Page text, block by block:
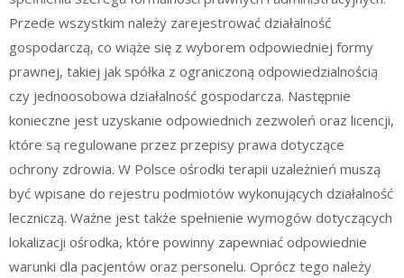
Przede wszystkim należy zarejestrować działalność
gospodarczą, co wiąże się z wyborem odpowiedniej formy
prawnej, takiej jak spółka z ograniczoną odpowiedzialnością
czy jednoosobowa działalność gospodarcza. Następnie
konieczne jest uzyskanie odpowiednich zezwoleń oraz licencji,
które są regulowane przez przepisy prawa dotyczące
ochrony zdrowia. W Polsce ośrodki terapii uzależnień muszą
być wpisane do rejestru podmiotów wykonujących działalność
leczniczą. Ważne jest także spełnienie wymogów dotyczących
lokalizacji ośrodka, które powinny zapewniać odpowiednie
warunki dla pacjentów oraz personelu. Oprócz tego należy